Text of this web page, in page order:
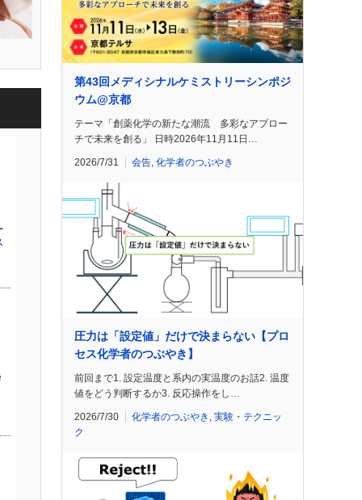
第43回メディシナルケミストリーシンポジ
ウム@京都
テーマ「創薬化学の新たな潮流 多彩なアプロー
チで未来を創る」 日時2026年11月11日…
2026/7/31 会告, 化学者のつぶやき
圧力は「設定値」だけで決まらない【プロ
セス化学者のつぶやき】
前回まで1. 設定温度と系内の実温度のお話2. 温度
値をどう判断するか3. 反応操作をし…
2026/7/30 化学者のつぶやき , 実験・テクニッ
ク